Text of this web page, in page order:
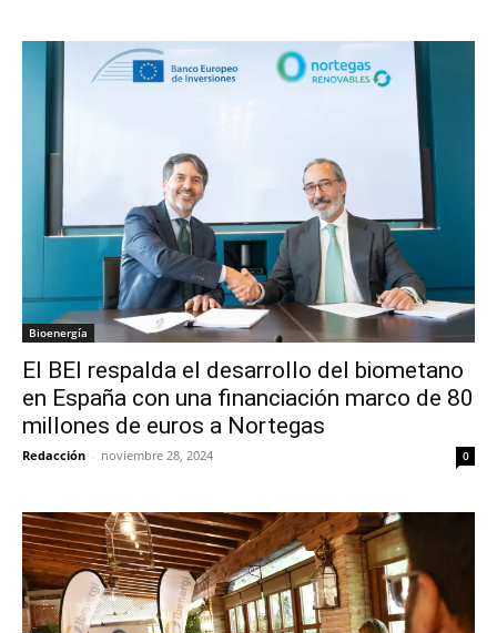
Bioenergía
El BEI respalda el desarrollo del biometano
en España con una financiación marco de 80
millones de euros a Nortegas
Redacción - noviembre 28, 2024 0